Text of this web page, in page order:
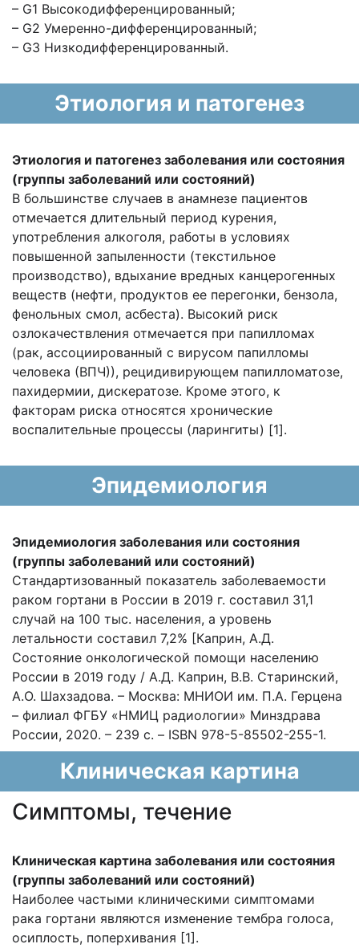
– G1 Высокодифференцированный;
– G2 Умеренно-дифференцированный;
– G3 Низкодифференцированный.
Этиология и патогенез
Этиология и патогенез заболевания или состояния
(группы заболеваний или состояний)
В большинстве случаев в анамнезе пациентов
отмечается длительный период курения,
употребления алкоголя, работы в условиях
повышенной запыленности (текстильное
производство), вдыхание вредных канцерогенных
веществ (нефти, продуктов ее перегонки, бензола,
фенольных смол, асбеста). Высокий риск
озлокачествления отмечается при папилломах
(рак, ассоциированный с вирусом папилломы
человека (ВПЧ)), рецидивирующем папилломатозе,
пахидермии, дискератозе. Кроме этого, к
факторам риска относятся хронические
воспалительные процессы (ларингиты) [1].
Эпидемиология
Эпидемиология заболевания или состояния
(группы заболеваний или состояний)
Стандартизованный показатель заболеваемости
раком гортани в России в 2019 г. составил 31,1
случай на 100 тыс. населения, а уровень
летальности составил 7,2% [Каприн, А.Д.
Состояние онкологической помощи населению
России в 2019 году / А.Д. Каприн, В.В. Старинский,
А.О. Шахзадова. – Москва: МНИОИ им. П.А. Герцена
– филиал ФГБУ «НМИЦ радиологии» Минздрава
России, 2020. – 239 с. – ISBN 978-5-85502-255-1.
Клиническая картина
Cимптомы, течение
Клиническая картина заболевания или состояния
(группы заболеваний или состояний)
Наиболее частыми клиническими симптомами
рака гортани являются изменение тембра голоса,
осиплость, поперхивания [1].